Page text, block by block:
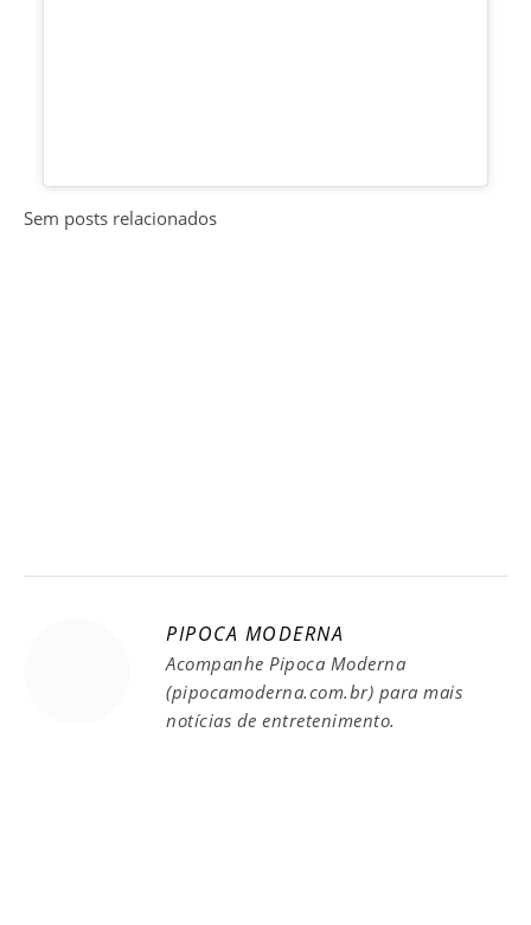
Sem posts relacionados
PIPOCA MODERNA
Acompanhe Pipoca Moderna
(pipocamoderna.com.br) para mais
notícias de entretenimento.